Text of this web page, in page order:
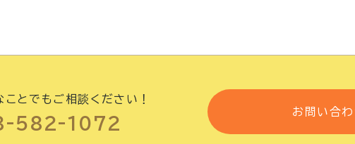
とでもご相談ください！
582-1072
お問い合